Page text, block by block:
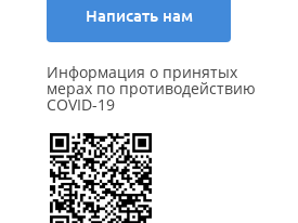
Написать нам
Информация о принятых
мерах по противодействию
COVID-19